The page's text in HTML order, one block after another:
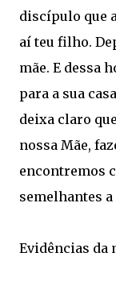
discípulo que
aí teu filho.
mãe. E dessa
para a sua
deixa claro
nossa Mãe,
encontremos
semelhantes a
Evidências da